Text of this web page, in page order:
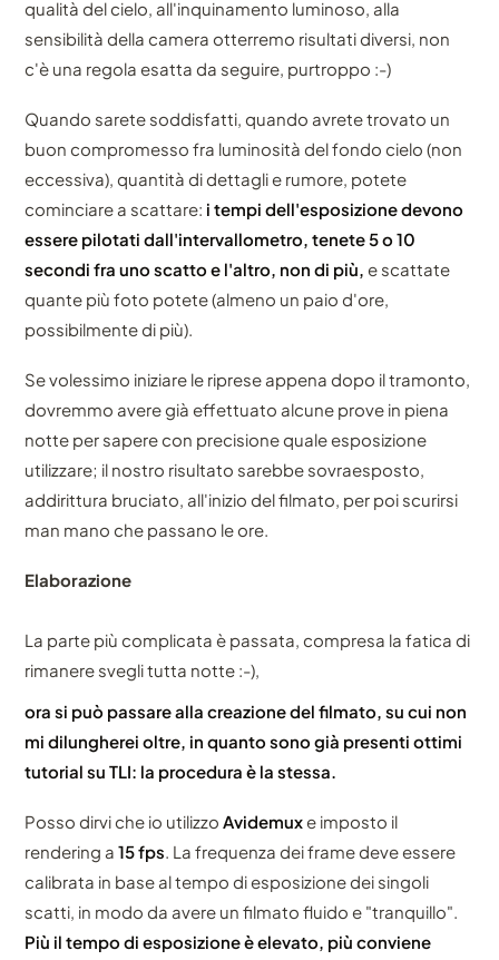
qualità del cielo, all'inquinamento luminoso, alla
sensibilità della camera otterremo risultati diversi, non
c'è una regola esatta da seguire, purtroppo :-)
Quando sarete soddisfatti, quando avrete trovato un
buon compromesso fra luminosità del fondo cielo (non
eccessiva), quantità di dettagli e rumore, potete
cominciare a scattare: i tempi dell'esposizione devono
essere pilotati dall'intervallometro, tenete 5 o 10
secondi fra uno scatto e l'altro, non di più, e scattate
quante più foto potete (almeno un paio d'ore,
possibilmente di più).
Se volessimo iniziare le riprese appena dopo il tramonto,
dovremmo avere già effettuato alcune prove in piena
notte per sapere con precisione quale esposizione
utilizzare; il nostro risultato sarebbe sovraesposto,
addirittura bruciato, all'inizio del filmato, per poi scurirsi
man mano che passano le ore.
Elaborazione
La parte più complicata è passata, compresa la fatica di
rimanere svegli tutta notte :-),
ora si può passare alla creazione del filmato, su cui non
mi dilungherei oltre, in quanto sono già presenti ottimi
tutorial su TLI: la procedura è la stessa.
Posso dirvi che io utilizzoAvidemuxe imposto il
rendering a15 fps. La frequenza dei frame deve essere
calibrata in base al tempo di esposizione dei singoli
scatti, in modo da avere un filmato fluido e "tranquillo".
Più il tempo di esposizione è elevato, più conviene